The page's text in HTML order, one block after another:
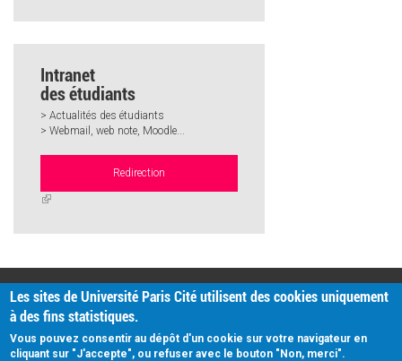
Intranet
des étudiants
> Actualités des étudiants
> Webmail, web note, Moodle...
Redirection
(link
PRATIQUE
Plan d'accès
Intranet
Mentions légales
Données personnelles
Les sites de Université Paris Cité utilisent des cookies uniquement
à des fins statistiques.
Vous pouvez consentir au dépôt d'un cookie sur votre navigateur en
cliquant sur "J'accepte", ou refuser avec le bouton "Non, merci".